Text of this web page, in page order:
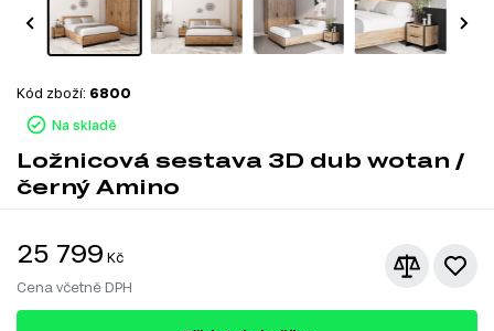
Na skladě
Kód zboží: 6800
Ložnicová sestava 3D dub wotan /
černý Amino
25 799 Kč
Cena včetně DPH